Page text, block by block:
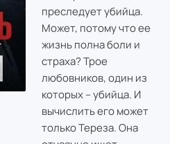
преследует убийца.
Может, потому что ее
жизнь полна боли и
страха? Трое
любовников, один из
которых – убийца. И
вычислить его может
только Тереза. Она